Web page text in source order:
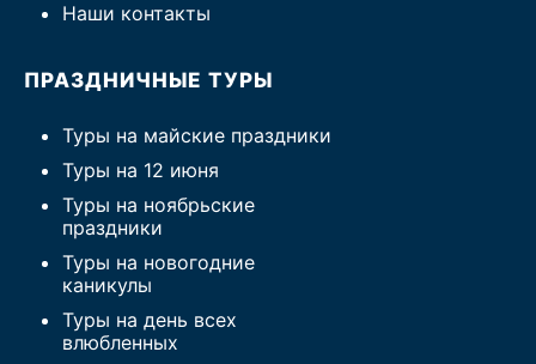
Наши контакты
ПРАЗДНИЧНЫЕ ТУРЫ
Туры на майские праздники
Туры на 12 июня
Туры на ноябрьские
праздники
Туры на новогодние
каникулы
Туры на день всех
влюбленных